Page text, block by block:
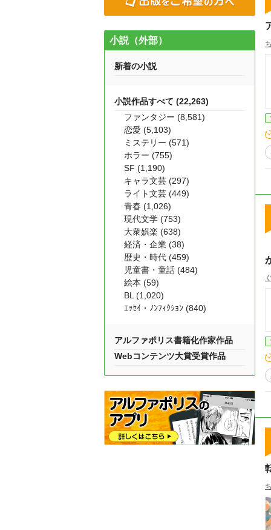
小説（外部）
新着の小説
小説作品すべて (22,263)
ファンタジー (8,581)
恋愛 (5,103)
ミステリー (571)
ホラー (755)
SF (1,190)
キャラ文芸 (297)
ライト文芸 (449)
青春 (1,026)
現代文学 (753)
大衆娯楽 (638)
経済・企業 (38)
歴史・時代 (459)
児童書・童話 (484)
絵本 (59)
BL (1,020)
ｴｯｾｲ・ﾉﾝﾌｨｸｼｮﾝ (840)
アルファポリス書籍化作家作品
Webコンテンツ大賞受賞作品